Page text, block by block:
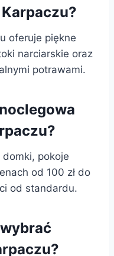
oferuje piękne
narciarskie oraz
potrawami.
pokoje
od 100 zł do
od standardu.